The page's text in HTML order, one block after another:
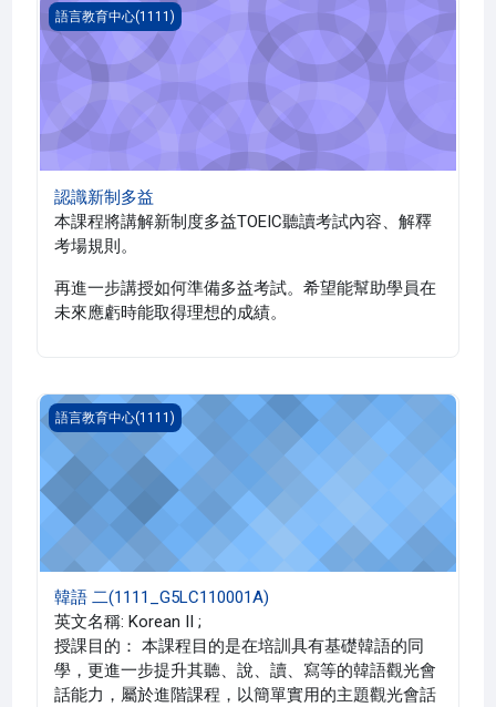
認識新制多益
語言教育中心(1111)
認識新制多益
本課程將講解新制度多益TOEIC聽讀考試內容、解釋
考場規則。
再進一步講授如何準備多益考試。希望能幫助學員在
未來應虧時能取得理想的成績。
韓語 二(1111_G5LC110001A)
語言教育中心(1111)
韓語 二(1111_G5LC110001A)
英文名稱: Korean II ;
授課目的： 本課程目的是在培訓具有基礎韓語的同
學，更進一步提升其聽、說、讀、寫等的韓語觀光會
話能力，屬於進階課程，以簡單實用的主題觀光會話